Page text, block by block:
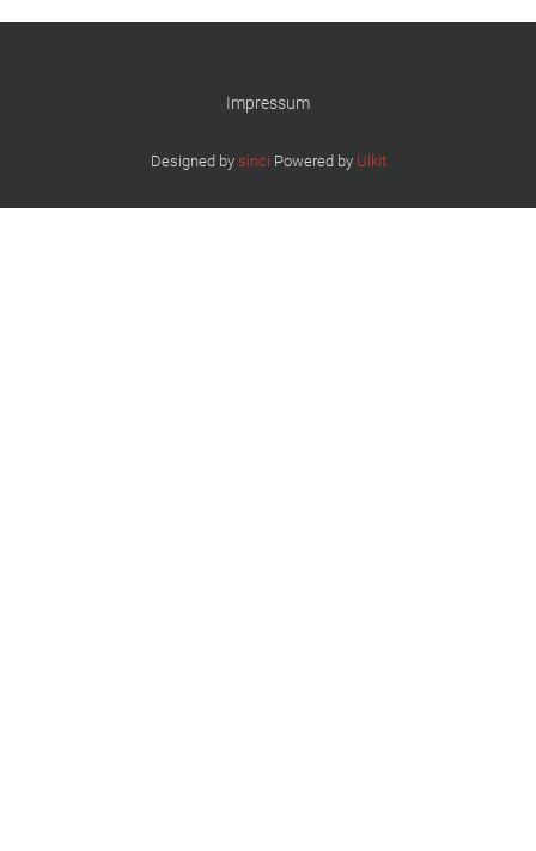
Impressum
Designed by sinci Powered by Ulkit